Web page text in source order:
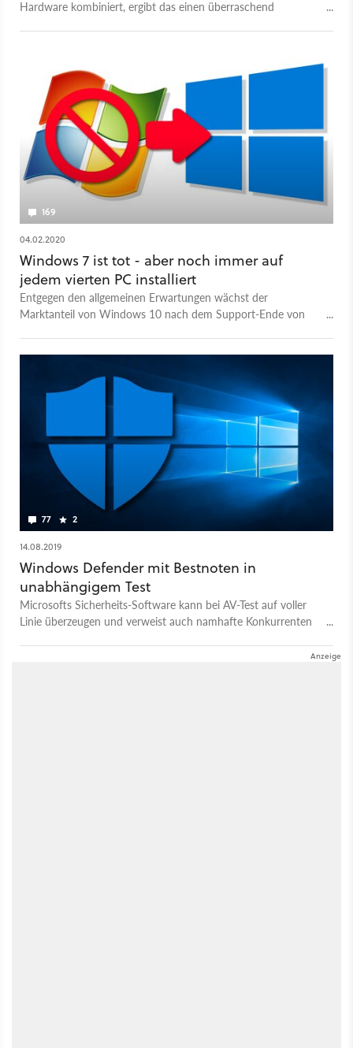
Hardware kombiniert, ergibt das einen überraschend
169
04.02.2020
Windows 7 ist tot - aber noch immer auf
jedem vierten PC installiert
Entgegen den allgemeinen Erwartungen wächst der
Marktanteil von Windows 10 nach dem Support-Ende von
77 2
14.08.2019
Windows Defender mit Bestnoten in
unabhängigem Test
Microsofts Sicherheits-Software kann bei AV-Test auf voller
Linie überzeugen und verweist auch namhafte Konkurrenten